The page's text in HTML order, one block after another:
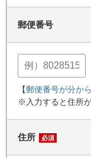
郵便番号
【郵便番号が分か
※入力すると住所
住所 必須